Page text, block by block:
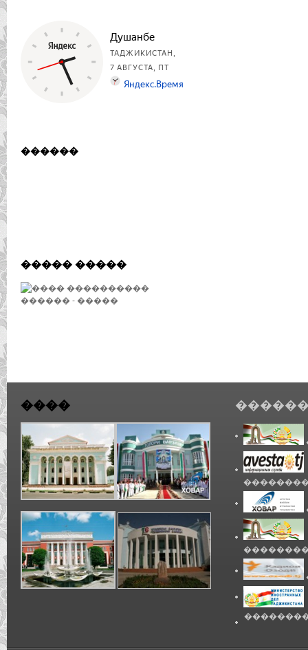
������
����� �����
����